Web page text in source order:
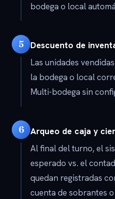
bodega o local
5 Descuento de
Las unidades
la bodega o local
Multi-bodega sin
6 Arqueo de caja y
Al final del turno, el
esperado vs. el
quedan registradas
cuenta de sobrantes